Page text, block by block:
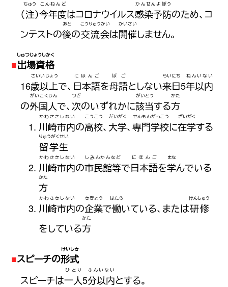
（注
ちゅう
）今年度
こんねんど
はコロナウイルス感染予防
かんせんよぼう
のため、コ
ンテストの後
あと
の交流会
こうりゅうかい
は開催
かいさい
しません。
出場資格
しゅつじょうしかく
16歳以上
さいいじょう
で、 日本語
にほんご
を母語
ぼご
としない来日
らいにち
5年以内
ねんいない
の外国人
がいこくじん
で、 次
つぎ
のいずれかに該当
がいとう
する方
かた
川崎市内
かわさきしない
の高校
こうこう
、大学
だいがく
、専門学校
せんもんがっこう
に在学
ざいがく
する
留学生
りゅうがくせい
川崎市内
かわさきしない
の市民館等
しみんかんなど
で日本語
にほんご
を学
まな
んでいる
方
かた
川崎市内
かわさきしない
の企業
きぎょう
で働
はたら
いている、または研修
けんしゅう
をしている方
かた
スピーチの形式
けいしき
スピーチは一人
ひとり
5分以内
ふんいない
とする。